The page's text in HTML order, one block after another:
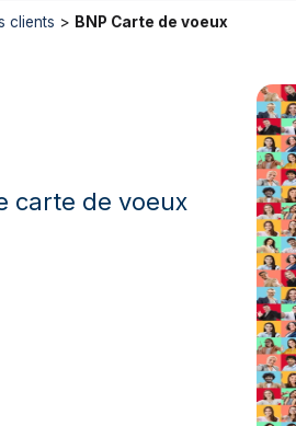
clients > BNP Carte de voeux
carte de voeux